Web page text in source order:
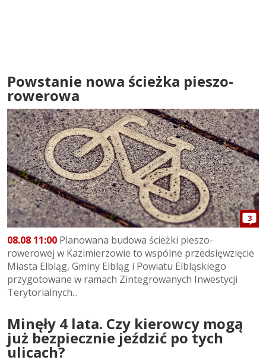
Powstanie nowa ścieżka pieszo-
rowerowa
3
08.08 11:00 Planowana budowa ścieżki pieszo-
rowerowej w Kazimierzowie to wspólne przedsięwzięcie
Miasta Elbląg, Gminy Elbląg i Powiatu Elbląskiego
przygotowane w ramach Zintegrowanych Inwestycji
Terytorialnych...
Minęły 4 lata. Czy kierowcy mogą
już bezpiecznie jeździć po tych
ulicach?